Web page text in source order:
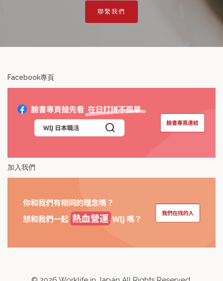
聯繫我們
Facebook專頁
加入我們